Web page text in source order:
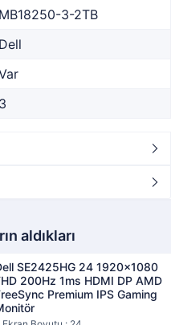
MB18250-3-2TB
Dell
3
aldıkları
SE2425HG 24 1920x1080
200Hz 1ms HDMI DP AMD
Premium IPS Gaming